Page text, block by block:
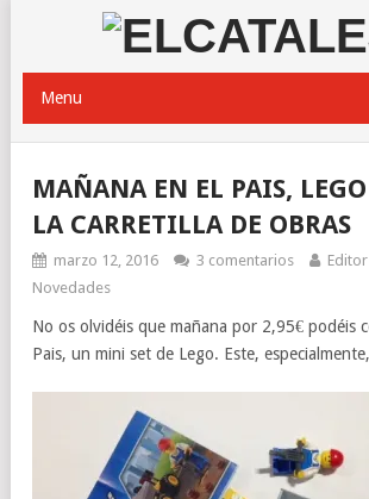
Menu
MAÑANA EN EL PAIS,
LA CARRETILLA DE OBRAS
marzo 12, 2016 3 comentarios Editor
Novedades
No os olvidéis que mañana por 2,95€ podéis
Pais, un mini set de Lego. Este,